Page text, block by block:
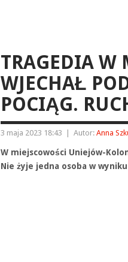
TRAGEDIA W
WJECHAŁ
POCIĄG.
3 maja 2023 18:43 Autor: Anna
W miejscowości Uniejów-
Nie żyje jedna osoba w